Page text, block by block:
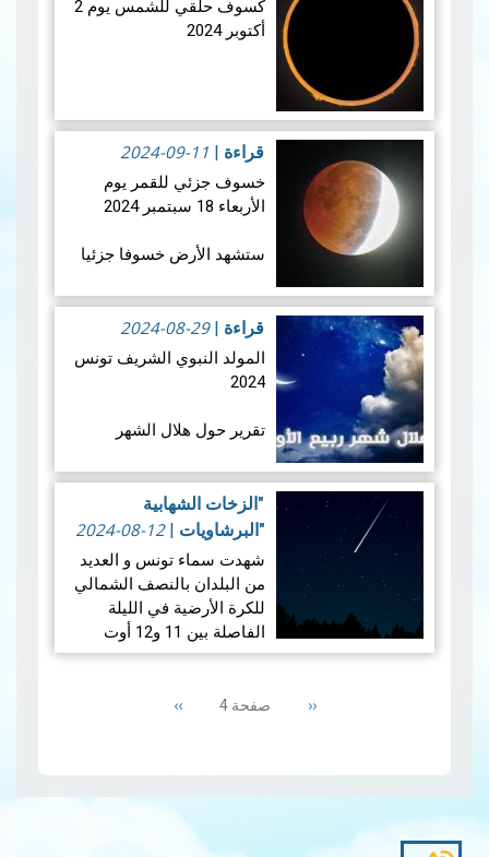
كسوف حلقي للشمس يوم 2
أكتوبر 2024
حلقي الشمس يوم 2 أكتوبر
2024 يكون الكسوف جزئي
من بولينيزيا الفرنسية،
وككسوف شبه حلقي من
سان بيير وميكلون. يُعد هذا
الكسوف ال…
قراءة المزيد
قراءة 2024-09-11
خسوف جزئي للقمر يوم
الأربعاء 18 سبتمبر 2024
ستشهد الأرض خسوفا جزئيا
سبتمبر 2024 ، و يعتبر هذا
الخسوف الجزئي للقمر ،
الخسوف الثاني للقمر في
عام 2024. حيث…
قراءة |
2024-08-29
المولد النبوي الشريف تونس
2024
تقرير حول هلال الشهر
الهجرية 1446هـــــ
1.المعطيات الفلكية الخاصة
بهلال ربيع الأول لسنـة 1446
هجـري
"الزخات الشهابية
"البرشاويات
|
2024-08-12
شهدت سماء تونس و العديد
من البلدان بالنصف الشمالي
للكرة الأرضية في الليلة
الفاصلة بين 11 و12 أوت
2024 ظاهرة "البرشاويات"،
Previous
‹‹ صفحة 4 Next
››